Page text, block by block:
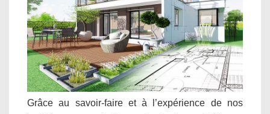
Grâce au savoir-faire et à l’expérience de nos